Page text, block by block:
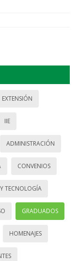
EXTENSIÓN
IIE
ADMINISTRACIÓN
CONVENIOS
TECNOLOGÍA
GRADUADOS
HOMENAJES